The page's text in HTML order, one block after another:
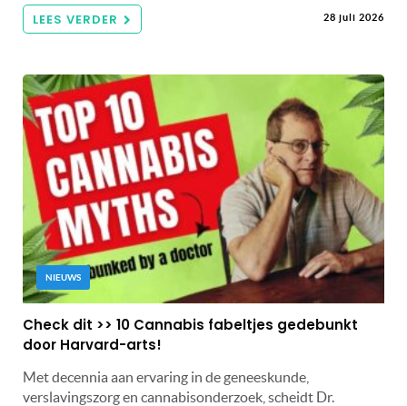
LEES VERDER 28 juli 2026
NIEUWS
Check dit >> 10 Cannabis fabeltjes gedebunkt
door Harvard-arts!
Met decennia aan ervaring in de geneeskunde,
verslavingszorg en cannabisonderzoek, scheidt Dr.